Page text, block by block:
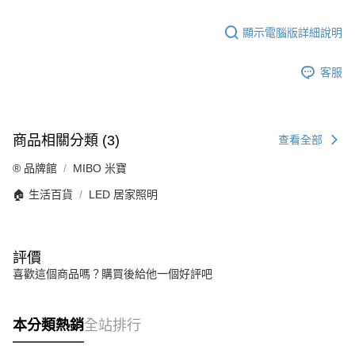
顯示電腦版詳細說明
客服
商品相關分類 (3) 查看全部
®️ 品牌館 MIBO 米寶
🏠 生活百貨 LED 居家照明
評價
喜歡這個商品嗎？購買後給他一個好評吧
本分類熱銷全站排行